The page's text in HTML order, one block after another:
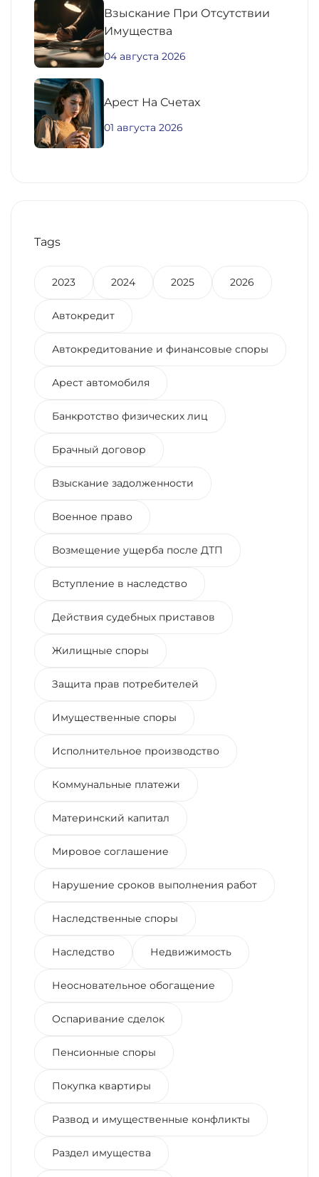
Взыскание При Отсутствии
Имущества
04 августа 2026
Aрест На Счетах
01 августа 2026
Tags
2023 2024 2025 2026
Автокредит
Автокредитование и финансовые споры
Арест автомобиля
Банкротство физических лиц
Брачный договор
Взыскание задолженности
Военное право
Возмещение ущерба после ДТП
Вступление в наследство
Действия судебных приставов
Жилищные споры
Защита прав потребителей
Имущественные споры
Исполнительное производство
Коммунальные платежи
Материнский капитал
Мировое соглашение
Нарушение сроков выполнения работ
Наследственные споры
Наследство Недвижимость
Неосновательное обогащение
Оспаривание сделок
Пенсионные споры
Покупка квартиры
Развод и имущественные конфликты
Раздел имущества